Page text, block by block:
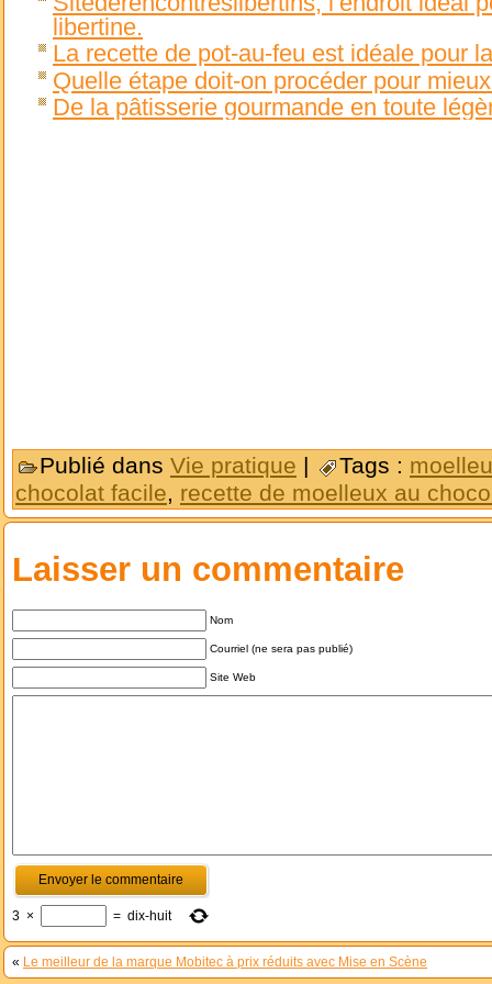
libertine.
La recette de pot-au-feu est idéale pour
Quelle étape doit-on procéder pour
De la pâtisserie gourmande en toute
Publié dans Vie pratique | Tags :
chocolat facile, recette de moelleux au
Laisser un commentaire
Nom
Courriel (ne sera pas publié)
Site Web
3 × = dix-huit
« Le meilleur de la marque Mobitec à prix réduits avec Mise en Scène